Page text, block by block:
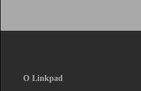
О Linkpad